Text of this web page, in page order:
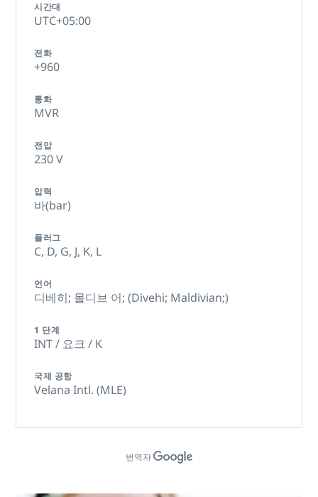
시간대
UTC+05:00
전화
+960
통화
MVR
전압
230 V
압력
바(bar)
플러그
C, D, G, J, K, L
언어
디베히; 몰디브 어; (Divehi; Maldivian;)
1 단계
INT / 요크 / K
국제 공항
Velana Intl. (MLE)
번역자